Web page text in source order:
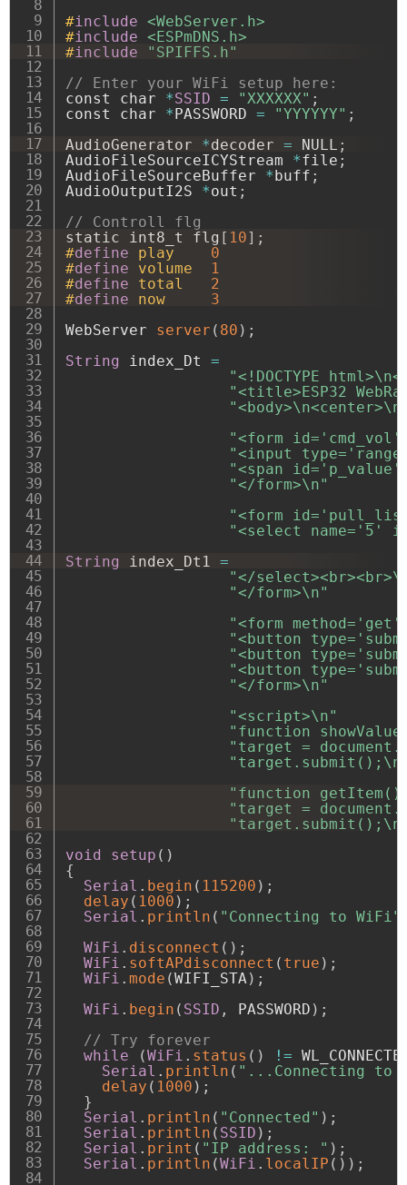
#include <WebServer.h>
#include <ESPmDNS.h>
#include
"SPIFFS.h"
// Enter your WiFi setup here:
const char *SSID = "XXXXXX" ;
const char *PASSWORD = "YYYYYY" ;
AudioGenerator *decoder = NULL ;
AudioFileSourceICYStream *file ;
AudioFileSourceBuffer *buff ;
AudioOutputI2S *out ;
// Controll flg
static int8_t flg [ 10] ;
#define play
0
#define volume
1
#define total
2
#define now
3
WebServer server ( 80 ) ;
String index_Dt =
"<!DOCTYPE
"<title>ESP32
"<form
"<input
"<span
"</form>\n"
"<form
"<select name='5'
String index_Dt1 =
"</
"</form>\n"
"<form
"<button
"<button
"<button
"</form>\n"
"<script>\n"
"function
"target =
"function
"target =
void
setup ( )
{
Serial . begin ( 115200 ) ;
delay ( 1000 ) ;
Serial . println ( "Connecting to WiFi"
WiFi . disconnect ( ) ;
WiFi . softAPdisconnect ( true ) ;
WiFi . mode (WIFI_STA) ;
WiFi . begin ( SSID , PASSWORD ) ;
// Try forever
while
(WiFi . status ( ) !=
Serial . println ( "...Connecting to
delay ( 1000 ) ;
}
Serial . println ( "Connected" ) ;
Serial . println ( SSID ) ;
Serial . print ( "IP address: " ) ;
Serial . println (WiFi . localIP ( ) ) ;